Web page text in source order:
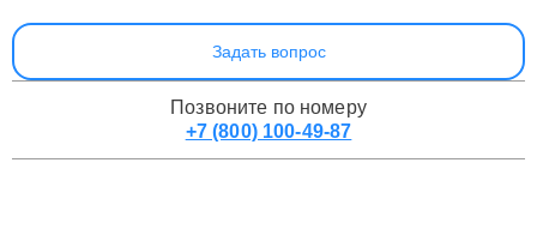
Задать вопрос
Позвоните по номеру
+7 (800) 100-49-87